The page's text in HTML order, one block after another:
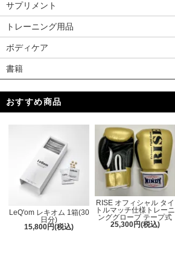
サプリメント
トレーニング用品
ボディケア
書籍
おすすめ商品
LeQ'om レキオム 1箱(30
日分)
15,800円(税込)
RISE オフィシャル タイ
トルマッチ仕様トレーニ
ンググローブ テープ式
25,300円(税込)